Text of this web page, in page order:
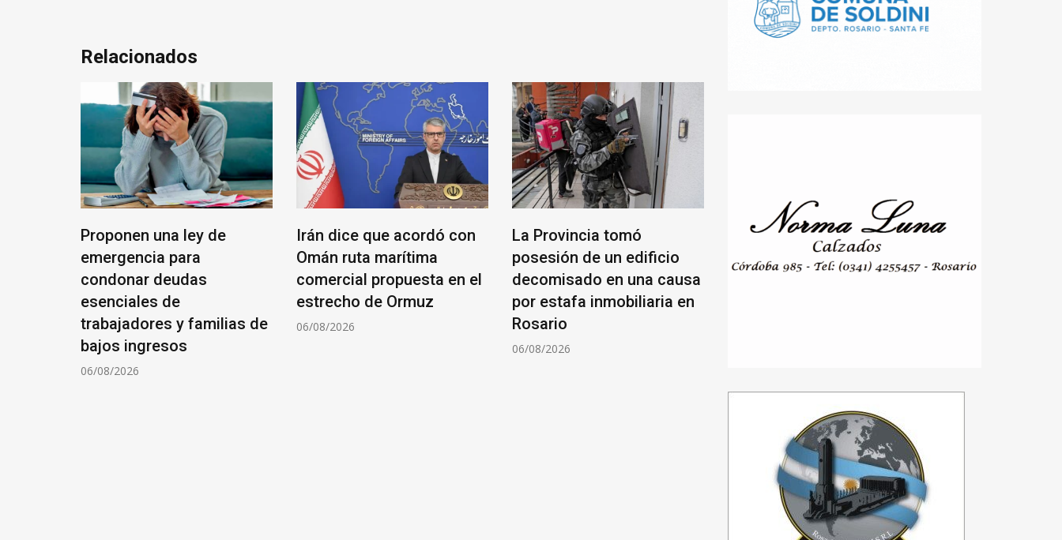
Relacionados
Proponen una ley de
emergencia para
condonar deudas
esenciales de
trabajadores y familias de
bajos ingresos
06/08/2026
Irán dice que acordó con
Omán ruta marítima
comercial propuesta en el
estrecho de Ormuz
06/08/2026
La Provincia tomó
posesión de un edificio
decomisado en una causa
por estafa inmobiliaria en
Rosario
06/08/2026
Karina Milei visitó Google
y conoció los proyectos